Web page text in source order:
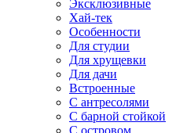
Эксклюзивные
Хай-тек
Особенности
Для студии
Для хрущевки
Для дачи
Встроенные
С антресолями
С барной стойкой
С островом